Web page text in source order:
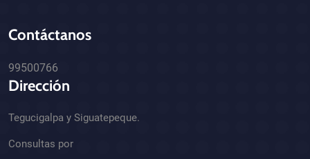
Contáctanos
99500766
Dirección
Tegucigalpa y Siguatepeque.
Consultas por